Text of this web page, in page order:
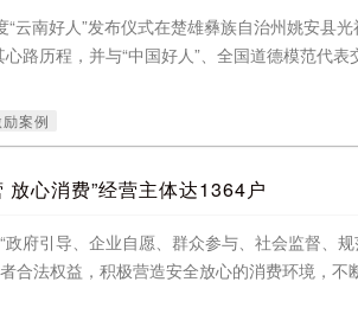
云南好人”发布仪式在楚雄彝族自治州姚安县
心路历程，并与“中国好人”、全国道德模范代
案例
放心消费”经营主体达1364户
府引导、企业自愿、群众参与、社会监督、
合法权益，积极营造安全放心的消费环境，不